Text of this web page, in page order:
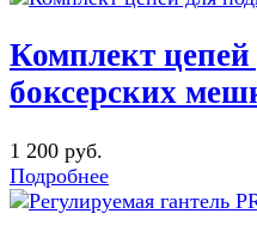
Комплект цепей
боксерских
1 200 руб.
Подробнее